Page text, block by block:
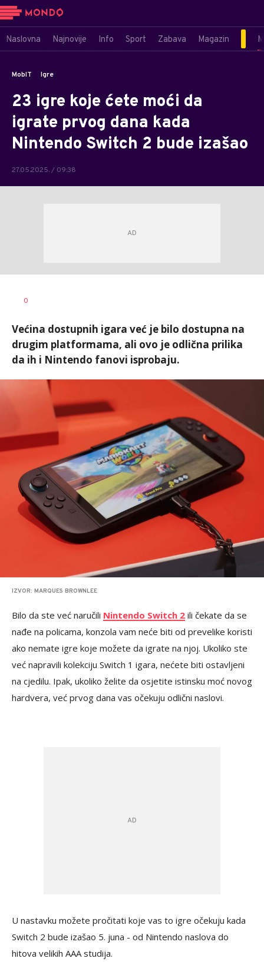
Naslovna Najnovije Info Sport Zabava Magazin
MobIT Igre
23 igre koje ćete moći da
igrate prvog dana kada
Nintendo Switch 2 bude izašao
27.05.2025. / 09:38
AUTOR
0
Većina dostupnih igara već je bilo dostupna na
drugim platformama, ali ovo je odlična prilika
da ih i Nintendo fanovi isprobaju.
IZVOR: MARQUES BROWNLEE
Bilo da ste već naručili Nintendo Switch 2 ili čekate da se
nađe na policama, konzola vam neće biti od prevelike koristi
ako nemate igre koje možete da igrate na njoj. Ukoliko ste
već napravili kolekciju Switch 1 igara, nećete biti ostavljeni
na cjedilu. Ipak, ukoliko želite da osjetite istinsku moć novog
hardvera, već prvog dana vas očekuju odlični naslovi.
U nastavku možete pročitati koje vas to igre očekuju kada
Switch 2 bude izašao 5. juna - od Nintendo naslova do
hitova velikih AAA studija.